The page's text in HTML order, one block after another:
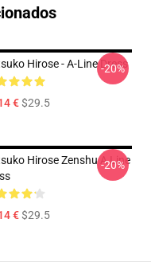
Hirose - A-Line Dress
€$29.5
-20%
Hirose Zenshu A Line
€$29.5
-20%